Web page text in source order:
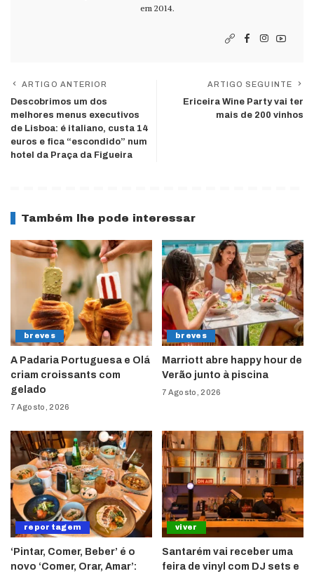
em 2014.
ARTIGO ANTERIOR
Descobrimos um dos
melhores menus executivos
de Lisboa: é italiano, custa 14
euros e fica “escondido” num
hotel da Praça da Figueira
ARTIGO SEGUINTE
Ericeira Wine Party vai ter
mais de 200 vinhos
Também lhe pode interessar
breves
A Padaria Portuguesa e Olá
criam croissants com
gelado
7 Agosto, 2026
breves
Marriott abre happy hour de
Verão junto à piscina
7 Agosto, 2026
reportagem
‘Pintar, Comer, Beber’ é o
novo ‘Comer, Orar, Amar’:
viver
Santarém vai receber uma
feira de vinyl com DJ sets e